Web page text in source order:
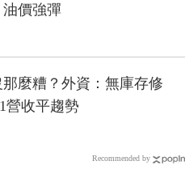
價強彈
麼糟？外資：無庫存修
營收平趨勢
Recommended by